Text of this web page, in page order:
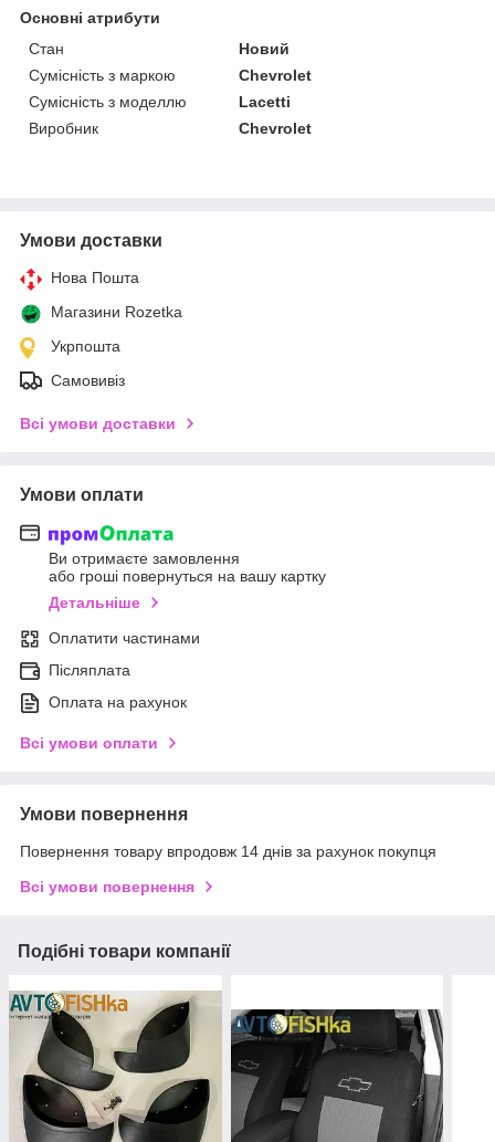
Основні атрибути
Стан
Новий
Сумісність з маркою
Chevrolet
Сумісність з моделлю
Lacetti
Виробник
Chevrolet
Умови доставки
Нова Пошта
Магазини Rozetka
Укрпошта
Самовивіз
Всі умови доставки
Умови оплати
Ви отримаєте замовлення
або гроші повернуться на вашу картку
Детальніше
Оплатити частинами
Післяплата
Оплата на рахунок
Всі умови оплати
Умови повернення
Повернення товару впродовж 14 днів за рахунок покупця
Всі умови повернення
Подібні товари компанії